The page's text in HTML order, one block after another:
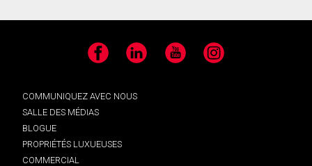
Facebook LinkedIn YouTube Instagram
COMMUNIQUEZ AVEC NOUS
SALLE DES MÉDIAS
BLOGUE
PROPRIÉTÉS LUXUEUSES
COMMERCIAL